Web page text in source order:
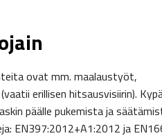
ovat mm. maalaustyöt,
erillisen hitsausvisiirin).
päälle pukemista ja
EN397:2012+A1:2012 ja